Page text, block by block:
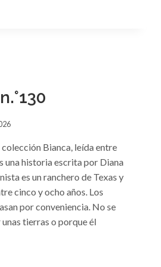
colección Bianca, leída entre
una historia escrita por Diana
es un ranchero de Texas y
cinco y ocho años. Los
por conveniencia. No se
tierras o porque él